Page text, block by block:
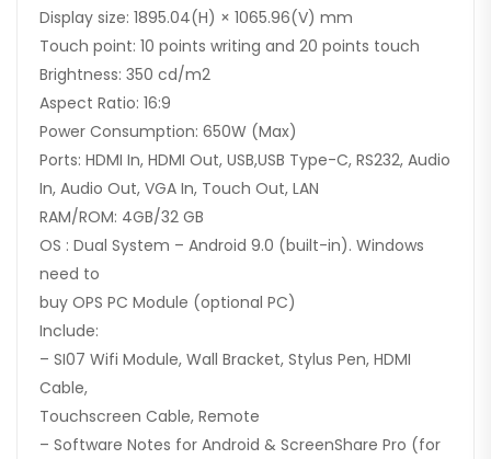
Display size: 1895.04(H) × 1065.96(V) mm
Touch point: 10 points writing and 20 points touch
Brightness: 350 cd/m2
Aspect Ratio: 16:9
Power Consumption: 650W (Max)
Ports: HDMI In, HDMI Out, USB,USB Type-C, RS232, Audio
In, Audio Out, VGA In, Touch Out, LAN
RAM/ROM: 4GB/32 GB
OS : Dual System – Android 9.0 (built-in). Windows
need to
buy OPS PC Module (optional PC)
Include:
– SI07 Wifi Module, Wall Bracket, Stylus Pen, HDMI
Cable,
Touchscreen Cable, Remote
– Software Notes for Android & ScreenShare Pro (for